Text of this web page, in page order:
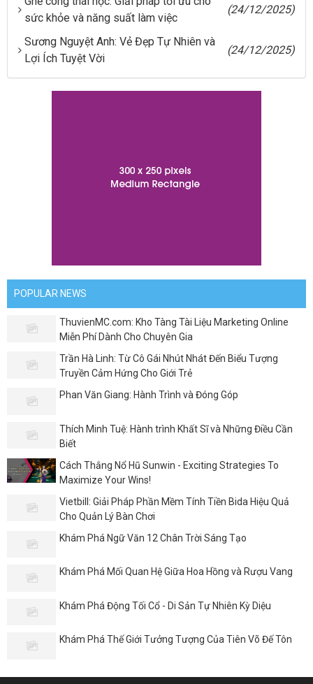
sức khỏe và năng suất làm việc
(24/12/2025)
Sương Nguyệt Anh: Vẻ Đẹp Tự Nhiên và
Lợi Ích Tuyệt Vời
(24/12/2025)
POPULAR NEWS
ThuvienMC.com: Kho Tàng Tài Liệu Marketing Online
Miễn Phí Dành Cho Chuyên Gia
Trần Hà Linh: Từ Cô Gái Nhút Nhát Đến Biểu Tượng
Truyền Cảm Hứng Cho Giới Trẻ
Phan Văn Giang: Hành Trình và Đóng Góp
Thích Minh Tuệ: Hành trình Khất Sĩ và Những Điều Cần
Biết
Cách Thắng Nổ Hũ Sunwin - Exciting Strategies To
Maximize Your Wins!
Vietbill: Giải Pháp Phần Mềm Tính Tiền Bida Hiệu Quả
Cho Quản Lý Bàn Chơi
Khám Phá Ngữ Văn 12 Chân Trời Sáng Tạo
Khám Phá Mối Quan Hệ Giữa Hoa Hồng và Rượu Vang
Khám Phá Động Tối Cổ - Di Sản Tự Nhiên Kỳ Diệu
Khám Phá Thế Giới Tưởng Tượng Của Tiên Võ Đế Tôn